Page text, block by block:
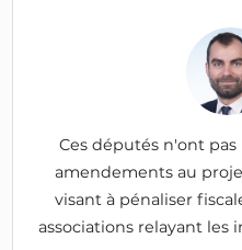
Ces députés n'ont
amendements au
visant à pénaliser
associations relayant les